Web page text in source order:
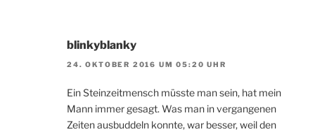
blinkyblanky
24. OKTOBER 2016 UM 05:20 UHR
Ein Steinzeitmensch müsste man sein, hat mein
Mann immer gesagt. Was man in vergangenen
Zeiten ausbuddeln konnte, war besser, weil den